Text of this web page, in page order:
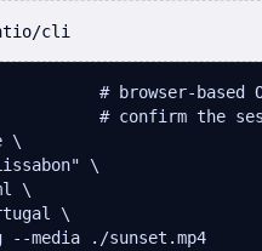
cli
# browser-based
# confirm the
\
\
\
\
--media ./sunset.mp4